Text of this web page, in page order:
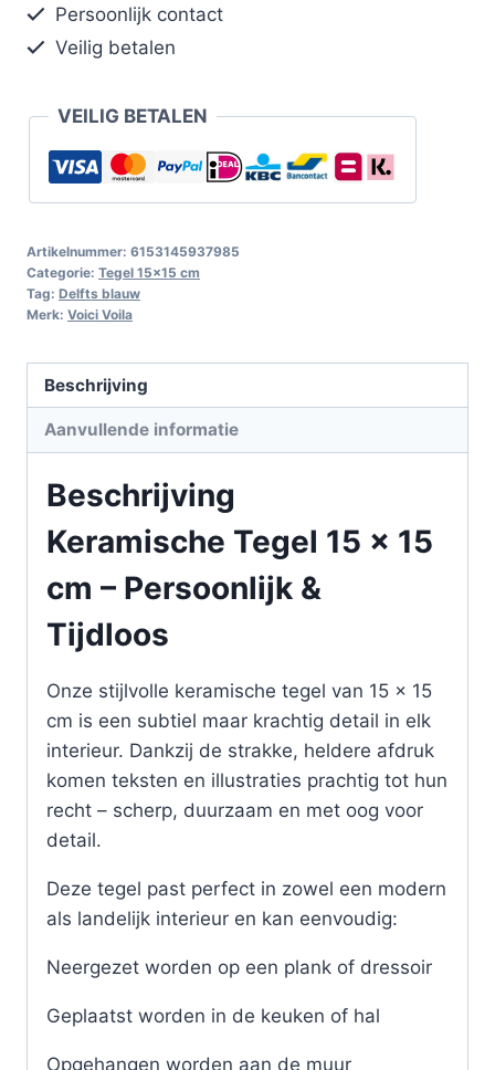
Persoonlijk contact
Veilig betalen
VEILIG BETALEN
Artikelnummer: 6153145937985
Categorie: Tegel 15x15 cm
Tag: Delfts blauw
Merk: Voici Voila
Beschrijving
Aanvullende informatie
Beschrijving
Keramische Tegel 15 x 15
cm – Persoonlijk &
Tijdloos
Onze stijlvolle keramische tegel van 15 x 15
cm is een subtiel maar krachtig detail in elk
interieur. Dankzij de strakke, heldere afdruk
komen teksten en illustraties prachtig tot hun
recht – scherp, duurzaam en met oog voor
detail.
Deze tegel past perfect in zowel een modern
als landelijk interieur en kan eenvoudig:
Neergezet worden op een plank of dressoir
Geplaatst worden in de keuken of hal
Opgehangen worden aan de muur